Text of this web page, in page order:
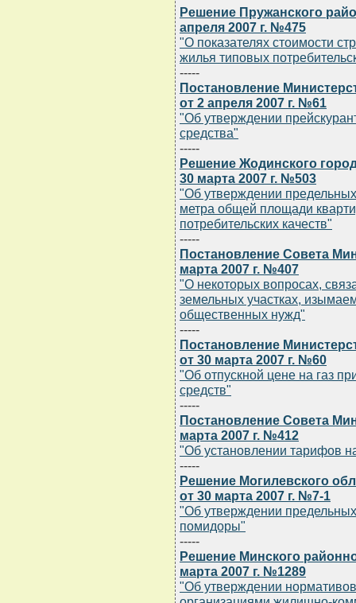
Решение Пружанского
апреля 2007 г. №475
"О показателях стоимости
жилья типовых
-----
Постановление
от 2 апреля 2007 г. №61
"Об утверждении
средства"
-----
Решение Жодинского
30 марта 2007 г. №503
"Об утверждении
метра общей площади
потребительских качеств"
-----
Постановление Совета
марта 2007 г. №407
"О некоторых вопросах,
земельных участках,
общественных нужд"
-----
Постановление
от 30 марта 2007 г. №60
"Об отпускной цене на газ
средств"
-----
Постановление Совета
марта 2007 г. №412
"Об установлении тарифов
-----
Решение Могилевского
от 30 марта 2007 г. №7-1
"Об утверждении
помидоры"
-----
Решение Минского
марта 2007 г. №1289
"Об утверждении